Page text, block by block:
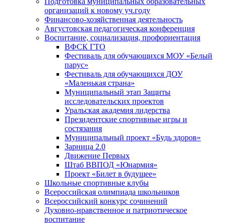
организаций к новому уч.году
Финансово-хозяйственная деятельность
Августовская педагогическая конференция
Воспитание, социализация, профориентация
ВФСК ГТО
Фестиваль для обучающихся МОУ «Белый
парус»
Фестиваль для обучающихся ДОУ
«Маленькая страна»
Муниципальный этап Защиты
исследовательских проектов
Уральская академия лидерства
Президентские спортивные игры и
состязания
Муниципальный проект «Будь здоров»
Зарница 2.0
Движение Первых
Штаб ВВПОД «Юнармия»
Проект «Билет в будущее»
Школьные спортивные клубы
Всероссийская олимпиада школьников
Всероссийский конкурс сочинений
Духовно-нравственное и патриотическое
воспитание